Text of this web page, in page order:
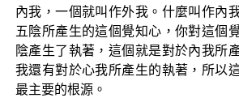
內我，一個就叫作外我。什麼叫作內
五陰所產生的這個覺知心，你對這個
陰產生了執著，這個就是對於內我所
我還有對於心我所產生的執著，所以
最主要的根源。